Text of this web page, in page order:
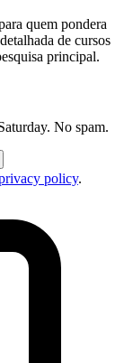
quem pondera
de cursos
principal.
No spam.
policy.